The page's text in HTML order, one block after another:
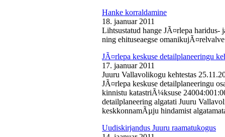
Hanke korraldamine
18. jaanuar 2011
Lihtsustatud hange JÃ¤rlepa
ning ehituseaegse
JÃ¤rlepa keskuse detailplaneeringu
17. jaanuar 2011
Juuru Vallavolikogu kehtestas
JÃ¤rlepa keskuse detailplaneeringu
kinnistu katastriÃ¼ksuse
detailplaneering algatati Juuru
keskkonnamÃµju hindamist
Uudiskirjandus Juuru raamatukogus